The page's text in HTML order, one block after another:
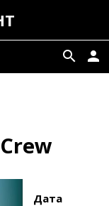
person
search
Дата